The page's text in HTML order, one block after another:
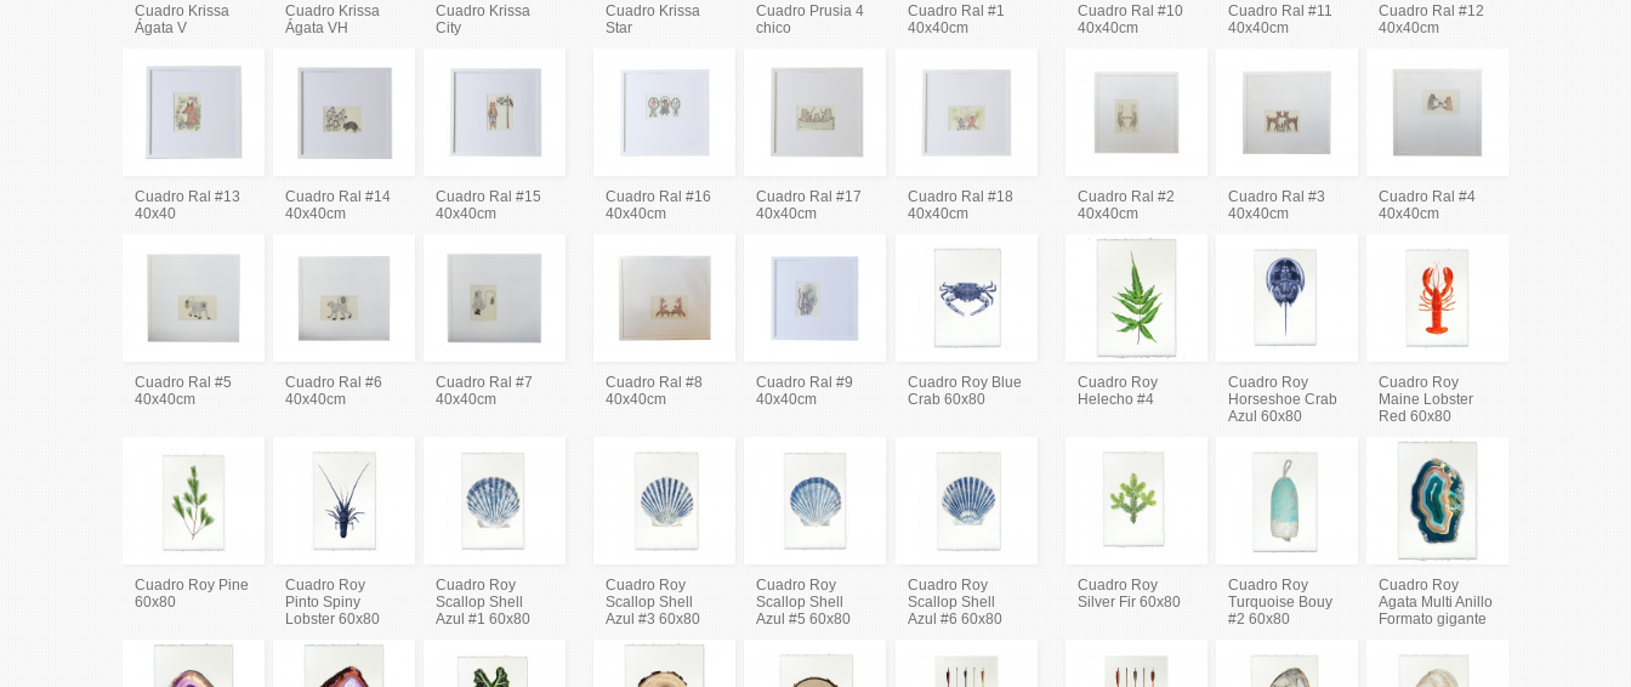
Cuadro Krissa
Ágata V
Cuadro Krissa
Ágata VH
Cuadro Krissa
City
Cuadro Krissa
Star
Cuadro Prusia 4
chico
Cuadro Ral #1
40x40cm
Cuadro Ral #10
40x40cm
Cuadro Ral #11
40x40cm
Cuadro Ral #12
40x40cm
Cuadro Ral #13
40x40
Cuadro Ral #14
40x40cm
Cuadro Ral #15
40x40cm
Cuadro Ral #16
40x40cm
Cuadro Ral #17
40x40cm
Cuadro Ral #18
40x40cm
Cuadro Ral #2
40x40cm
Cuadro Ral #3
40x40cm
Cuadro Ral #4
40x40cm
Cuadro Ral #5
40x40cm
Cuadro Ral #6
40x40cm
Cuadro Ral #7
40x40cm
Cuadro Ral #8
40x40cm
Cuadro Ral #9
40x40cm
Cuadro Roy Blue
Crab 60x80
Cuadro Roy
Helecho #4
Cuadro Roy
Horseshoe Crab
Azul 60x80
Cuadro Roy
Maine Lobster
Red 60x80
Cuadro Roy Pine
60x80
Cuadro Roy
Pinto Spiny
Lobster 60x80
Cuadro Roy
Scallop Shell
Azul #1 60x80
Cuadro Roy
Scallop Shell
Azul #3 60x80
Cuadro Roy
Scallop Shell
Azul #5 60x80
Cuadro Roy
Scallop Shell
Azul #6 60x80
Cuadro Roy
Silver Fir 60x80
Cuadro Roy
Turquoise Bouy
#2 60x80
Cuadro Roy
Agata Multi Anillo
Formato gigante